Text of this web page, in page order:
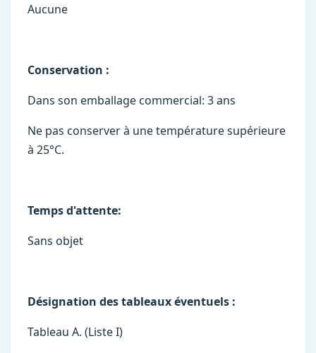
Aucune
Conservation :
Dans son emballage commercial: 3 ans
Ne pas conserver à une température supérieure
à 25°C.
Temps d'attente:
Sans objet
Désignation des tableaux éventuels :
Tableau A. (Liste I)